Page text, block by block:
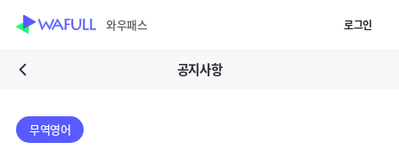
스킵 네비게이션
WASUB 자격증 구독
와우패스 로그인
이전화면보기 공지사항
무역영어